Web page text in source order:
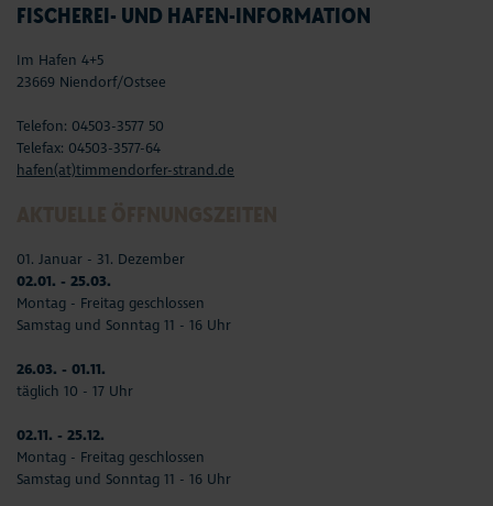
FISCHEREI- UND HAFEN-INFORMATION
Im Hafen 4+5
23669 Niendorf/Ostsee
Telefon: 04503-3577 50
Telefax: 04503-3577-64
hafen(at)timmendorfer-strand.de
01. Januar - 31. Dezember
02.01. - 25.03.
Montag - Freitag geschlossen
Samstag und Sonntag 11 - 16 Uhr
26.03. - 01.11.
täglich 10 - 17 Uhr
02.11. - 25.12.
Montag - Freitag geschlossen
Samstag und Sonntag 11 - 16 Uhr